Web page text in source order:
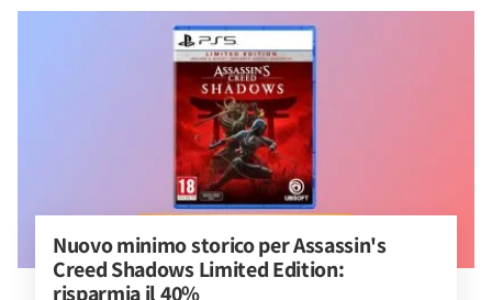
Nuovo minimo storico per Assassin's
Creed Shadows Limited Edition:
risparmia il 40%